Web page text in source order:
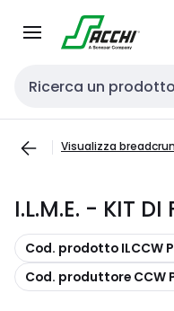
navigazionecontenuto
Cerca input
Visualizza
I.L.M.E. - KIT
copia
Cod. prodotto ILCCW
copia
Cod. produttore CCW